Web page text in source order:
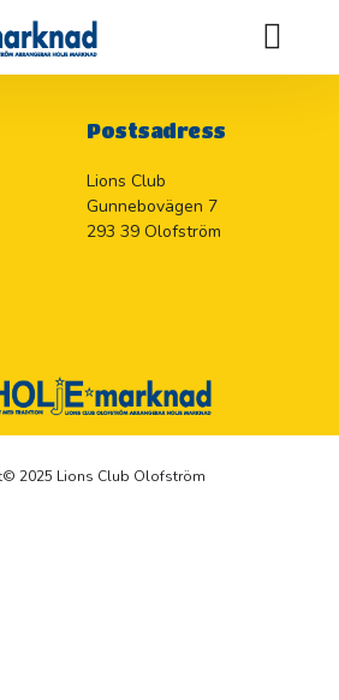
Tv-apparat, 1.000 kr
Postsadress
Lions Club
Gunnebovägen 7
293 39 Olofström
2025 Lions Club Olofström